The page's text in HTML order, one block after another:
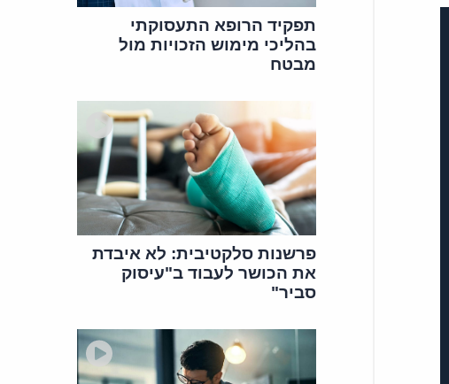
תפקיד הרופא התעסוקתי
בהליכי מימוש הזכויות מול
מבטח
פרשנות סלקטיבית: לא איבדת
את הכושר לעבוד ב"עיסוק
סביר"